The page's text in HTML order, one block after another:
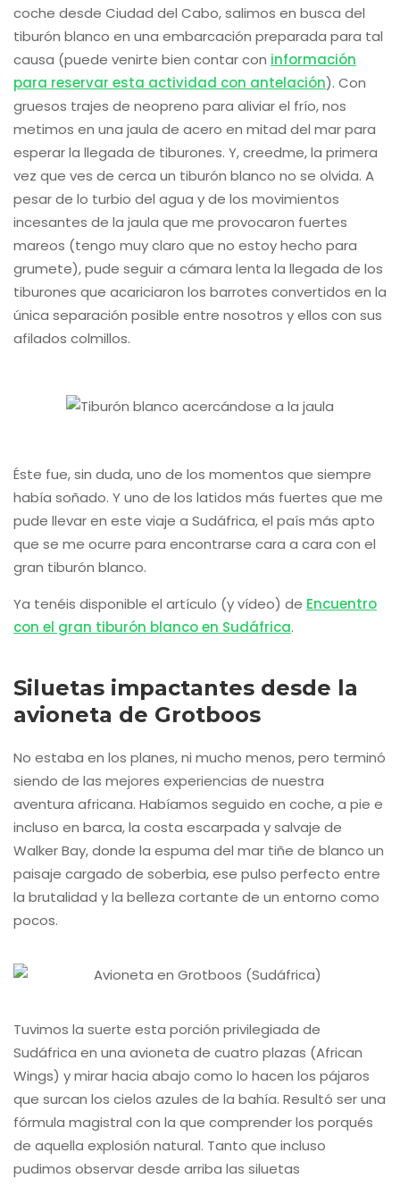
coche desde Ciudad del Cabo, salimos en busca del
tiburón blanco en una embarcación preparada para tal
causa (puede venirte bien contar con información
para reservar esta actividad con antelación). Con
gruesos trajes de neopreno para aliviar el frío, nos
metimos en una jaula de acero en mitad del mar para
esperar la llegada de tiburones. Y, creedme, la primera
vez que ves de cerca un tiburón blanco no se olvida. A
pesar de lo turbio del agua y de los movimientos
incesantes de la jaula que me provocaron fuertes
mareos (tengo muy claro que no estoy hecho para
grumete), pude seguir a cámara lenta la llegada de los
tiburones que acariciaron los barrotes convertidos en la
única separación posible entre nosotros y ellos con sus
afilados colmillos.
Éste fue, sin duda, uno de los momentos que siempre
había soñado. Y uno de los latidos más fuertes que me
pude llevar en este viaje a Sudáfrica, el país más apto
que se me ocurre para encontrarse cara a cara con el
gran tiburón blanco.
Ya tenéis disponible el artículo (y vídeo) de Encuentro
con el gran tiburón blanco en Sudáfrica.
Siluetas impactantes desde la
avioneta de Grotboos
No estaba en los planes, ni mucho menos, pero terminó
siendo de las mejores experiencias de nuestra
aventura africana. Habíamos seguido en coche, a pie e
incluso en barca, la costa escarpada y salvaje de
Walker Bay, donde la espuma del mar tiñe de blanco un
paisaje cargado de soberbia, ese pulso perfecto entre
la brutalidad y la belleza cortante de un entorno como
pocos.
Tuvimos la suerte esta porción privilegiada de
Sudáfrica en una avioneta de cuatro plazas (African
Wings) y mirar hacia abajo como lo hacen los pájaros
que surcan los cielos azules de la bahía. Resultó ser una
fórmula magistral con la que comprender los porqués
de aquella explosión natural. Tanto que incluso
pudimos observar desde arriba las siluetas